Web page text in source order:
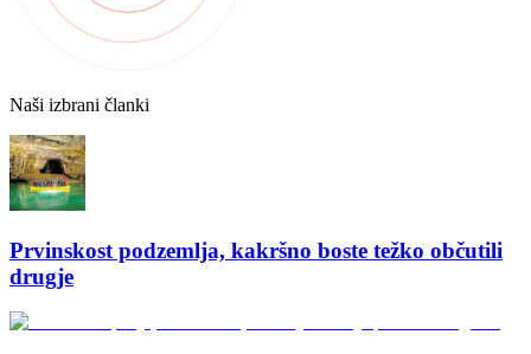
Naši izbrani članki
Prvinskost podzemlja, kakršno boste težko občutili
drugje